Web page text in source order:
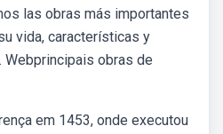
las obras más importantes
vida, características y
obras de
em 1453, onde executou